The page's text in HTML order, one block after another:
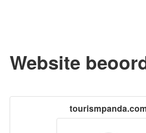
Website